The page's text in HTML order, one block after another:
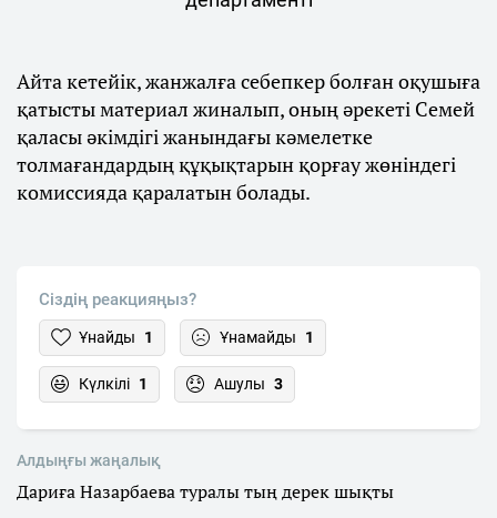
Айта кетейік, жанжалға себепкер болған оқушыға
қатысты материал жиналып, оның әрекеті Семей
қаласы әкімдігі жанындағы кәмелетке
толмағандардың құқықтарын қорғау жөніндегі
комиссияда қаралатын болады.
Сіздің реакцияңыз?
Ұнайды 1 Ұнамайды 1
Күлкілі 1 Ашулы 3
Алдыңғы жаңалық
Дариға Назарбаева туралы тың дерек шықты